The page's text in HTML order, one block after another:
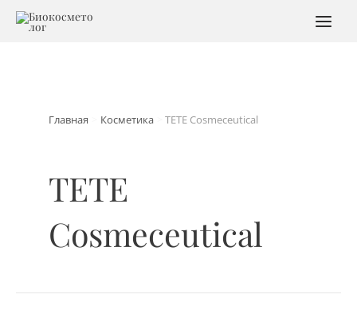
Перейти
Главная Косметика TETE Cosmeceutical
TETE
Cosmeceutical